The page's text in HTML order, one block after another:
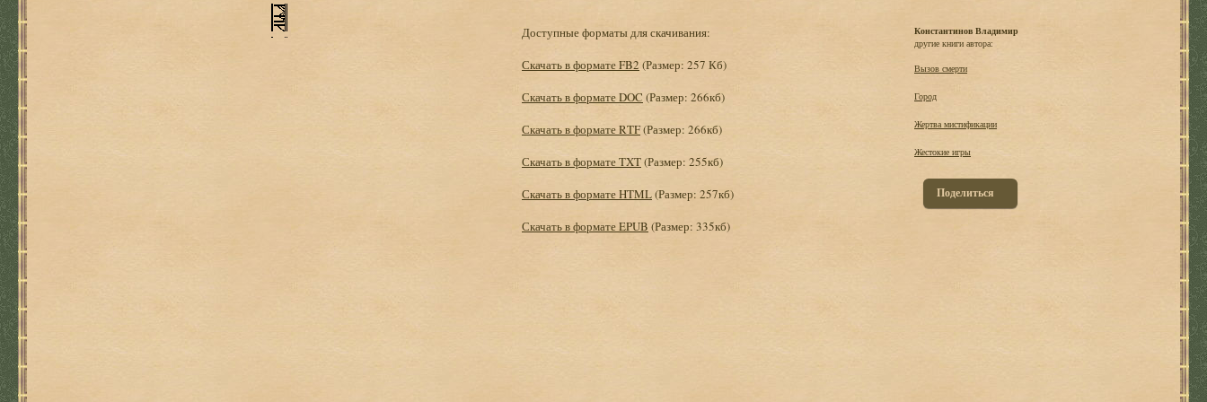
Доступные форматы для скачивания:
Скачать в формате FB2 (Размер: 257 Кб)
Скачать в формате DOC (Размер: 266кб)
Скачать в формате RTF(Размер: 266кб)
Скачать в формате TXT(Размер: 255кб)
Скачать в формате HTML(Размер: 257кб)
Скачать в формате EPUB (Размер: 335кб)
Константинов Владимир
другие книги автора:
Вызов смерти
Город
Жертва мистификации
Жестокие игры
Поделиться